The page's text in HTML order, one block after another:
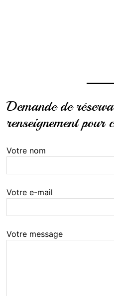
Demande de
renseignement pour
Votre nom
Votre e-mail
Votre message